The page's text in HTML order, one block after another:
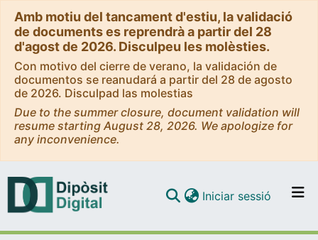
Amb motiu del tancament d'estiu, la validació
de documents es reprendrà a partir del 28
d'agost de 2026. Disculpeu les molèsties.
Con motivo del cierre de verano, la validación de
documentos se reanudará a partir del 28 de agosto
de 2026. Disculpad las molestias
Due to the summer closure, document validation will
resume starting August 28, 2026. We apologize for
any inconvenience.
Iniciar sessió (current)